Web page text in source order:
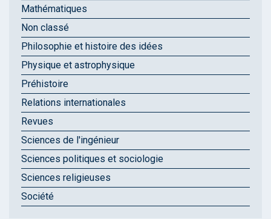
Mathématiques
Non classé
Philosophie et histoire des idées
Physique et astrophysique
Préhistoire
Relations internationales
Revues
Sciences de l'ingénieur
Sciences politiques et sociologie
Sciences religieuses
Société